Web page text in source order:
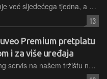
Prva faza započinje već sljedećega tjedna, a uključivat će slanje ranih upozorenja korisnicima koji dijele lozinke za streaming servis izvan jednog kućanstva. Tijekom sljedeće godine mjere će biti pooštrene
13
Premium pretplatu
i za više uređaja
Najmlađi streaming servis na našem tržištu nakon nešto više od dvije godine ponovno mijenja ponudu pretplatničkih paketa, no ovog puta nije riječ o poskupljenju već o širenju ponude za zahtjevnije